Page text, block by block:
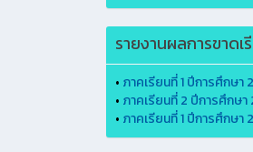
รายงานผลการขาดเ
• ภาคเรียนที่ 1 ปีการศึกษา
• ภาคเรียนที่ 2 ปีการศึกษา
• ภาคเรียนที่ 1 ปีการศึกษา